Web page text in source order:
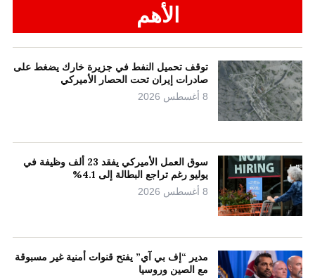
الأهم
توقف تحميل النفط في جزيرة خارك يضغط على
صادرات إيران تحت الحصار الأميركي
8 أغسطس 2026
سوق العمل الأميركي يفقد 23 ألف وظيفة في
يوليو رغم تراجع البطالة إلى 4.1%
8 أغسطس 2026
مدير “إف بي آي” يفتح قنوات أمنية غير مسبوقة
مع الصين وروسيا